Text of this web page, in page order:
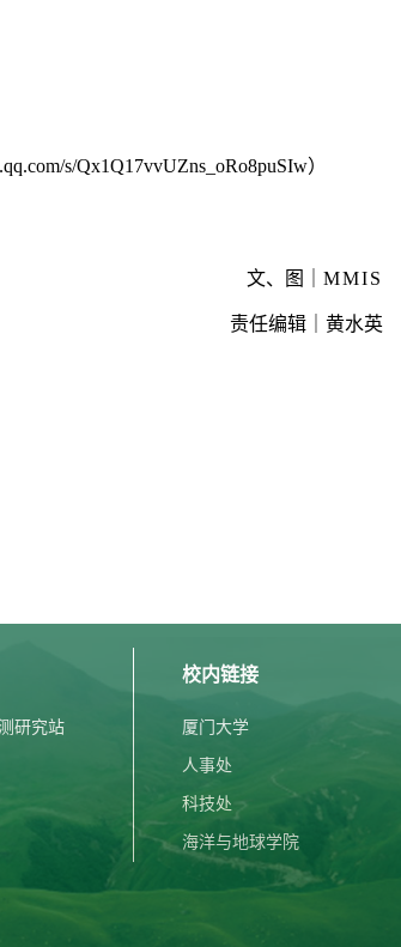
s/Qx1Q17vvUZns_oRo8puSIw）
文、图｜ MMIS
责任编辑｜黄水英
研究站
校内链接
厦门大学
人事处
科技处
海洋与地球学院